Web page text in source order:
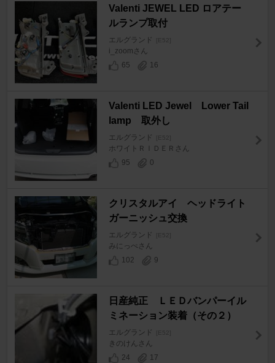
Valenti JEWEL LED ロアテー
ルランプ取付
エルグランド [E52]
i_zoomさん
65
16
Valenti LED Jewel Lower Tail
lamp 取外し
エルグランド [E52]
ホワイトＲＩＤＥＲさん
95
0
クリスタルアイ ヘッドライト
ガーニッシュ交換
エルグランド [E52]
みにっぺさん
102
9
日産純正 ＬＥＤバンパーイル
ミネーション装着（その２）
エルグランド [E52]
きのけんさん
24
17